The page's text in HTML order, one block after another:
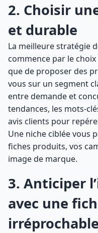
2. Choisir
et durable
La meilleure stratégie
commence par le
que de proposer des
vous sur un segment
entre demande et
tendances, les mots-
avis clients pour
Une niche ciblée vous
fiches produits, vos
image de marque.
3. Anticiper
avec une
irréprochable